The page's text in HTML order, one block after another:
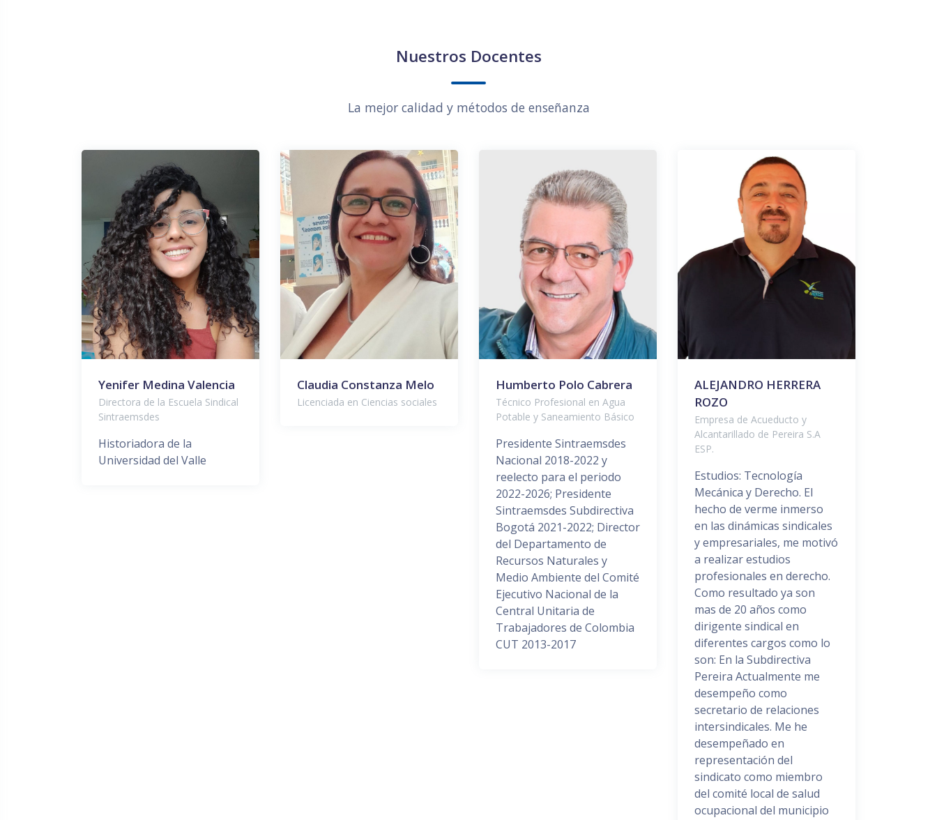
Nuestros Docentes
La mejor calidad y métodos de enseñanza
Yenifer Medina Valencia
Directora de la Escuela Sindical
Sintraemsdes
Historiadora de la
Universidad del Valle
Claudia Constanza Melo
Licenciada en Ciencias sociales
Humberto Polo Cabrera
Técnico Profesional en Agua
Potable y Saneamiento Básico
Presidente Sintraemsdes
Nacional 2018-2022 y
reelecto para el periodo
2022-2026; Presidente
Sintraemsdes Subdirectiva
Bogotá 2021-2022; Director
del Departamento de
Recursos Naturales y
Medio Ambiente del Comité
Ejecutivo Nacional de la
Central Unitaria de
Trabajadores de Colombia
CUT 2013-2017
ALEJANDRO HERRERA
ROZO
Empresa de Acueducto y
Alcantarillado de Pereira S.A
ESP.
Estudios: Tecnología
Mecánica y Derecho. El
hecho de verme inmerso
en las dinámicas sindicales
y empresariales, me motivó
a realizar estudios
profesionales en derecho.
Como resultado ya son
mas de 20 años como
dirigente sindical en
diferentes cargos como lo
son: En la Subdirectiva
Pereira Actualmente me
desempeño como
secretario de relaciones
intersindicales. Me he
desempeñado en
representación del
sindicato como miembro
del comité local de salud
ocupacional del municipio